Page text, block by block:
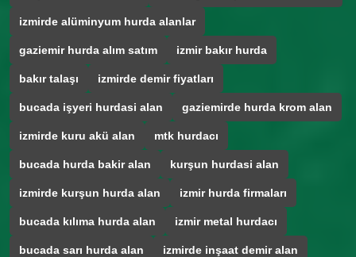
izmirde alüminyum hurda alanlar
gaziemir hurda alım satım izmir bakır hurda
bakır talaşı izmirde demir fiyatları
bucada işyeri hurdasi alan gaziemirde hurda krom alan
izmirde kuru akü alan mtk hurdacı
bucada hurda bakir alan kurşun hurdasi alan
izmirde kurşun hurda alan izmir hurda firmaları
bucada kılıma hurda alan izmir metal hurdacı
bucada sarı hurda alan izmirde inşaat demir alan